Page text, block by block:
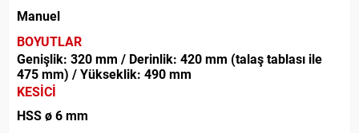
Manuel
BOYUTLAR
Genişlik: 320 mm / Derinlik: 420 mm (talaş tablası ile
475 mm) / Yükseklik: 490 mm
KESİCİ
HSS ø 6 mm